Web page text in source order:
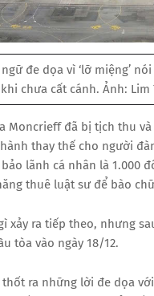
đe dọa vì ‘lỡ miệng’
chưa cất cánh. Ảnh: Lim
Moncrieff đã bị tịch thu
thay thế cho người
lãnh cá nhân là 1.000
thuê luật sư để bào
xảy ra tiếp theo, nhưng
tòa vào ngày 18/12.
ra những lời đe dọa